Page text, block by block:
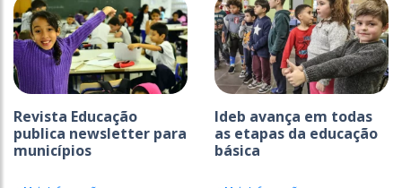
Revista Educação
publica newsletter para
municípios
Ideb avança em todas
as etapas da educação
básica